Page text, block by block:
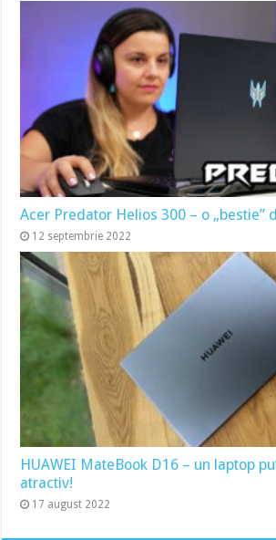
Acer Predator Helios 300 – o „bestie”
12 septembrie 2022
HUAWEI MateBook D16 – un laptop
atractiv!
17 august 2022